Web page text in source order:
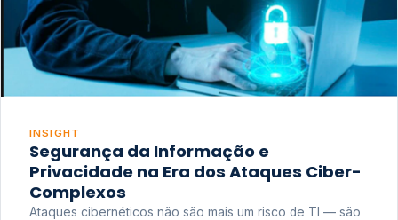
INSIGHT
Segurança da Informação e
Privacidade na Era dos Ataques Ciber-
Complexos
Ataques cibernéticos não são mais um risco de TI — são